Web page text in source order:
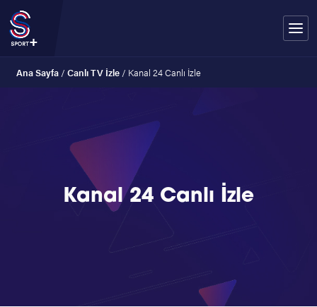
Ana Sayfa/ Canlı TV İzle/ Kanal 24 Canlı İzle
Kanal 24 Canlı İzle